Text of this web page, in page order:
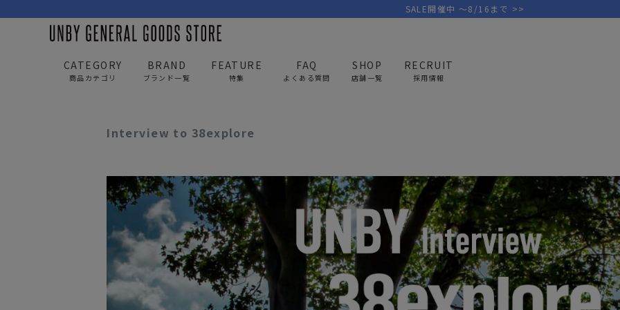
CATEGORY
商品カテゴリ
リュック/バックパック
ショルダー/サコッシュ
ビジネスバッグ
トートバッグ/ボストン
ポーチ・クラッチ
トップス
アウター
パンツ
キャップ/帽子
シューズ/靴下
テント/タープ
ファニチャー
ランタン/ライト
寝具
キッチン
キャディバ
バッグ/ポ
クラブケー
ウェア/ア
その他グッ
BRAND
ブランド一覧
AS2OV AS2OV GOLF MINIMAL WORKS
その他の取扱ブランド一覧はこちら
FEATURE
特集
FAQ
よくある質問
SHOP
店舗一覧
RECRUIT
採用情報
SALE開催中 ～8/16まで >>
Interview to 38explore